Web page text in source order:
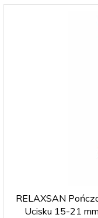
RELAXSAN
Ucisku 15-21